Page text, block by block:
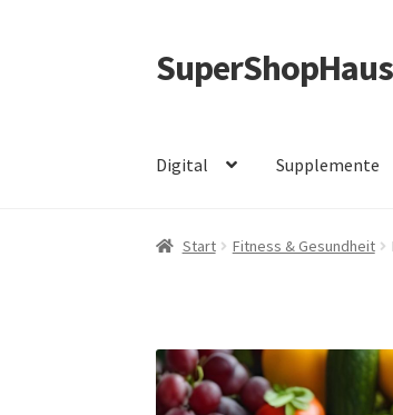
Zur
Navigation
Zum
Inhalt
SuperShopHaus
Digital Supplemente
Start Fitness & Gesundheit